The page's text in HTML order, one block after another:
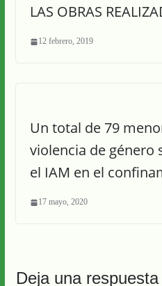
LAS OBRAS
12 febrero, 2019
Un total de 79
violencia de género
el IAM en el
17 mayo, 2020
Deja una respuesta